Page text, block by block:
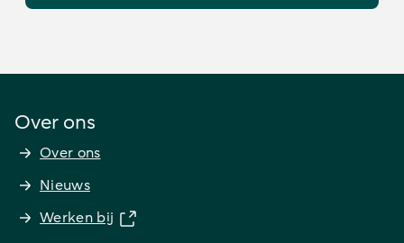
Over ons
Over ons
Nieuws
Werken bij